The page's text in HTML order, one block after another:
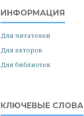
ИНФОРМАЦИЯ
Для читателей
Для авторов
Для библиотек
КЛЮЧЕВЫЕ СЛОВА